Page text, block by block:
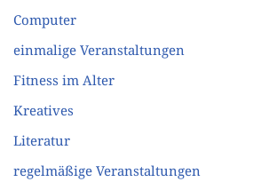
Computer
einmalige Veranstaltungen
Fitness im Alter
Kreatives
Literatur
regelmäßige Veranstaltungen